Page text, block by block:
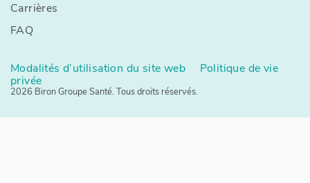
Carrières
FAQ
Modalités d’utilisation du site web
Politique de vie
privée
2026 Biron Groupe Santé. Tous droits réservés.